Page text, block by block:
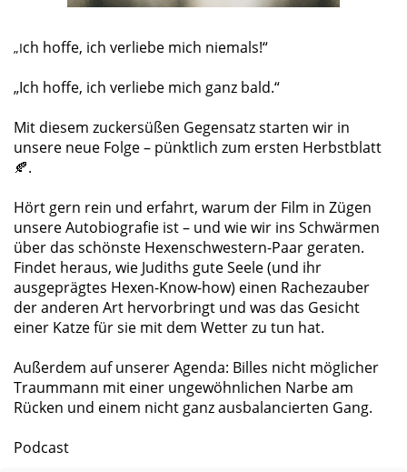
„Ich hoffe, ich verliebe mich niemals!“
„Ich hoffe, ich verliebe mich ganz bald.“
Mit diesem zuckersüßen Gegensatz starten wir in
unsere neue Folge – pünktlich zum ersten Herbstblatt
🍂.
Hört gern rein und erfahrt, warum der Film in Zügen
unsere Autobiografie ist – und wie wir ins Schwärmen
über das schönste Hexenschwestern-Paar geraten.
Findet heraus, wie Judiths gute Seele (und ihr
ausgeprägtes Hexen-Know-how) einen Rachezauber
der anderen Art hervorbringt und was das Gesicht
einer Katze für sie mit dem Wetter zu tun hat.
Außerdem auf unserer Agenda: Billes nicht möglicher
Traummann mit einer ungewöhnlichen Narbe am
Rücken und einem nicht ganz ausbalancierten Gang.
Podcast